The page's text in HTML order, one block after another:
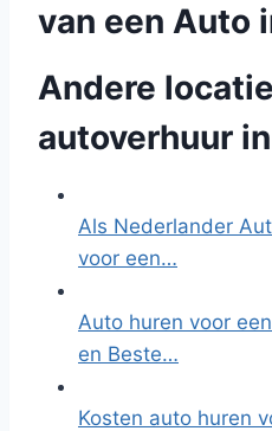
van een Auto
Andere
autoverhuur
Als Nederlander
voor een…
Auto huren voor
en Beste…
Kosten auto huren